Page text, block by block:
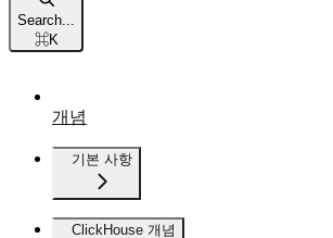
Search...
⌘K
개념
기본 사항
ClickHouse 개념